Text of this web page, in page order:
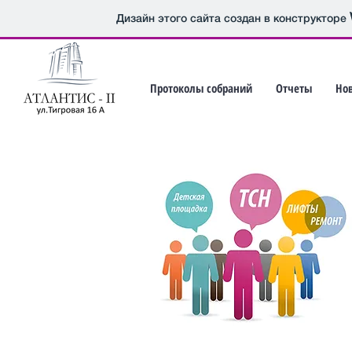
Дизайн этого сайта создан в конструкторе
Протоколы собраний Отчеты